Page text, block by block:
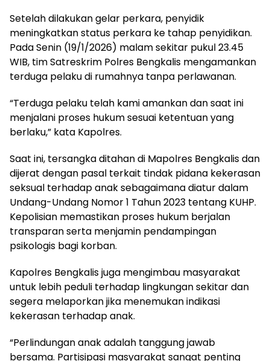
Setelah dilakukan gelar perkara, penyidik
meningkatkan status perkara ke tahap penyidikan.
Pada Senin (19/1/2026) malam sekitar pukul 23.45
WIB, tim Satreskrim Polres Bengkalis mengamankan
terduga pelaku di rumahnya tanpa perlawanan.
“Terduga pelaku telah kami amankan dan saat ini
menjalani proses hukum sesuai ketentuan yang
berlaku,” kata Kapolres.
Saat ini, tersangka ditahan di Mapolres Bengkalis dan
dijerat dengan pasal terkait tindak pidana kekerasan
seksual terhadap anak sebagaimana diatur dalam
Undang-Undang Nomor 1 Tahun 2023 tentang KUHP.
Kepolisian memastikan proses hukum berjalan
transparan serta menjamin pendampingan
psikologis bagi korban.
Kapolres Bengkalis juga mengimbau masyarakat
untuk lebih peduli terhadap lingkungan sekitar dan
segera melaporkan jika menemukan indikasi
kekerasan terhadap anak.
“Perlindungan anak adalah tanggung jawab
bersama. Partisipasi masyarakat sangat penting